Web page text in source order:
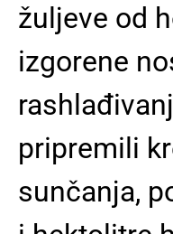
žuljeve od
izgorene
pripremili
sunčanja,